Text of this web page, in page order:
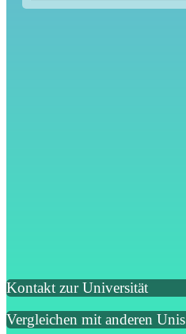
Kontakt zur Universität
Vergleichen mit anderen Unis